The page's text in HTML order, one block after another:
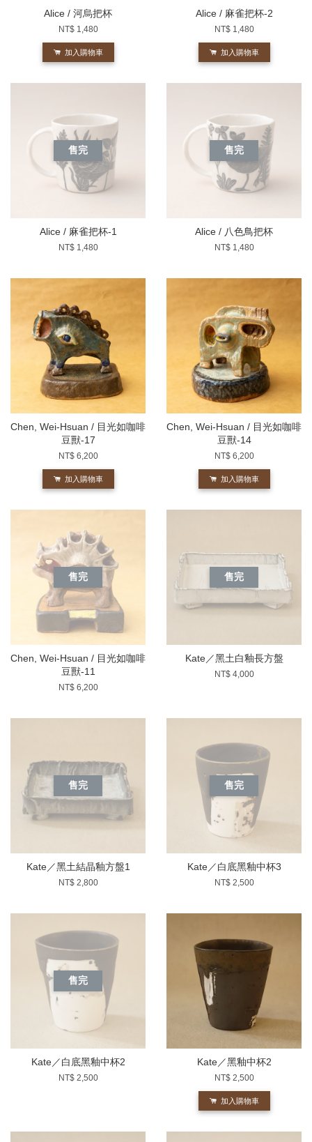
Alice / 河烏把杯
NT$ 1,480
加入購物車
Alice / 麻雀把杯-2
NT$ 1,480
加入購物車
售完
Alice / 麻雀把杯-1
NT$ 1,480
售完
Alice / 八色鳥把杯
NT$ 1,480
Chen, Wei-Hsuan / 目光如咖啡
豆獸-17
NT$ 6,200
加入購物車
Chen, Wei-Hsuan / 目光如咖啡
豆獸-14
NT$ 6,200
加入購物車
售完
Chen, Wei-Hsuan / 目光如咖啡
豆獸-11
NT$ 6,200
售完
Kate／黑土白釉長方盤
NT$ 4,000
售完
Kate／黑土結晶釉方盤1
NT$ 2,800
售完
Kate／白底黑釉中杯3
NT$ 2,500
售完
Kate／白底黑釉中杯2
NT$ 2,500
Kate／黑釉中杯2
NT$ 2,500
加入購物車